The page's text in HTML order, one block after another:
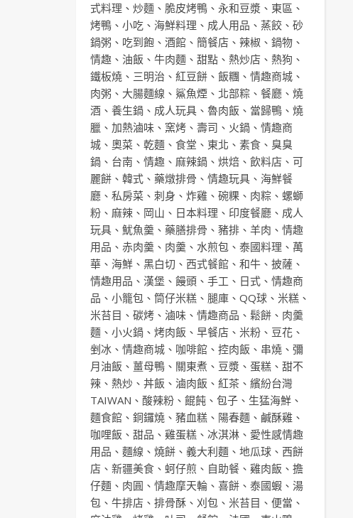
式料理 、 炒麵 、 脆皮烤鴨 、 永和豆漿 、 東區 、
烤鴨 、 小吃 、 海鮮料理 、 成人用品 、 蒸餃 、 砂
鍋粥 、 吃到飽 、 酒館 、 簡餐店 、 辣椒 、 鍋物 、
情趣 、 油飯 、 牛肉麵 、 甜點 、 熱炒店 、 熱狗 、
鐵板燒 、 三明治 、 紅豆餅 、 飯糰 、 情趣商城 、
肉粥 、 大腸麵線 、 鯊魚煙 、 北部粽 、 餐廳 、 燒
酒 、 養生鍋 、 成人玩具 、 魯肉飯 、 當歸鴨 、 燒
臘 、 加熱滷味 、 窯烤 、 壽司 、 火鍋 、 情趣商
城 、 奧菜 、 乾麵 、 食堂 、 東北 、 素食 、 臭臭
鍋 、 台南 、 情趣 、 麻辣鍋 、 烘焙 、 飲料店 、 可
麗餅 、 韓式 、 藥燉排骨 、 情趣玩具 、 海鮮餐
廳 、 私房菜 、 刺身 、 炸雞 、 碗粿 、 肉粽 、 螺螄
粉 、 麻辣 、 岡山 、 日本料理 、 印度餐廳 、 成人
玩具 、 魷魚羹 、 藥膳排骨 、 豬排 、 羊肉 、 情趣
用品 、 赤肉羹 、 肉羹 、 水煎包 、 泰國料理 、 萬
華 、 海鮮 、 黑白切 、 西式餐館 、 和牛 、 披薩 、
情趣用品 、 漢堡 、 饅頭 、 手工 、 日式 、 情趣商
品 、 小籠包 、 筒仔米糕 、 腿庫 、 QQ球 、 米糕 、
米苔目 、 碳烤 、 滷味 、 情趣商品 、 鬆餅 、 肉羹
麵 、 小火鍋 、 烤肉飯 、 早餐店 、 米粉 、 豆花 、
剉冰 、 情趣商城 、 咖啡館 、 控肉飯 、 串燒 、 彌
月油飯 、 薑母鴨 、 關東煮 、 豆漿 、 蛋糕 、 甜不
辣 、 熱炒 、 丼飯 、 滷肉飯 、 紅茶 、 繽紛台灣
TAIWAN 、 酸辣粉 、 餛飩 、 包子 、 生猛海鮮 、
麵食館 、 銅鑼燒 、 豬血糕 、 陽春麵 、 鹹酥雞 、
咖哩飯 、 甜品 、 雞蛋糕 、 冰淇淋 、 愛性感情趣
用品 、 麵線 、 燒餅 、 義大利麵 、 地瓜球 、 西餅
店 、 新疆美食 、 蚵仔煎 、 自助餐 、 雞肉飯 、 擔
仔麵 、 肉圓 、 情趣摩天輪 、 喜餅 、 泰國蝦 、 湯
包 、 牛排店 、 排骨酥 、 刈包 、 米苔目 、 便當 、